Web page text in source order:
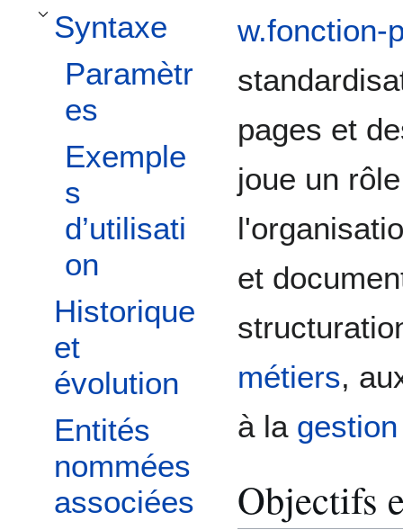
Syntaxe
Toggle Syntaxe subsection
Paramètr
es
Exemple
s
d’utilisati
on
Historique
et
évolution
Entités
nommées
associées
w.fonction-
pages et
joue un
et
métiers,
à la
Objectifs